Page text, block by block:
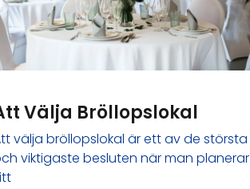
Välja Bröllopslokal
välja bröllopslokal är ett av de största
viktigaste besluten när man planerar